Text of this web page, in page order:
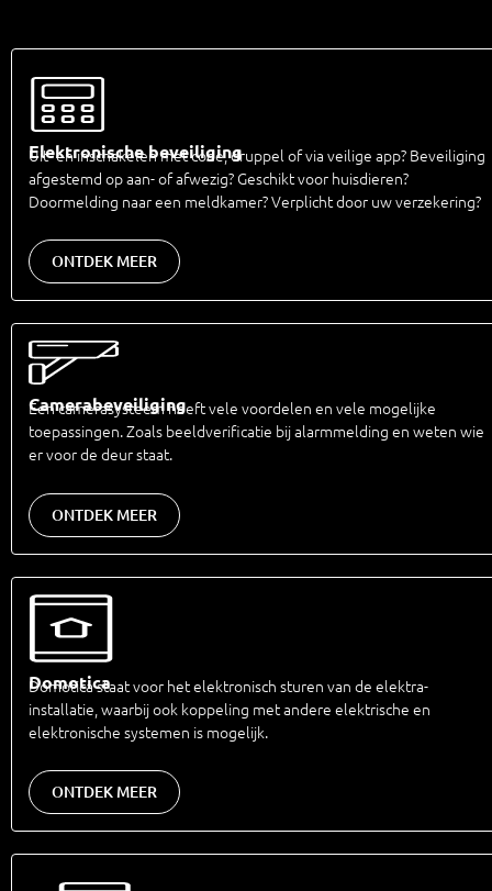
Elektronische beveiliging
Uit- en inschakelen met code, druppel of via veilige app? Beveiliging
afgestemd op aan- of afwezig? Geschikt voor huisdieren?
Doormelding naar een meldkamer? Verplicht door uw verzekering?
ONTDEK MEER
Camerabeveiliging
Een camerasysteem heeft vele voordelen en vele mogelijke
toepassingen. Zoals beeldverificatie bij alarmmelding en weten wie
er voor de deur staat.
ONTDEK MEER
Domotica
Domotica staat voor het elektronisch sturen van de elektra-
installatie, waarbij ook koppeling met andere elektrische en
elektronische systemen is mogelijk.
ONTDEK MEER